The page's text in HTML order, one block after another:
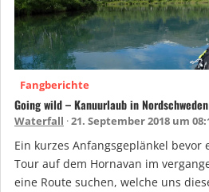
Fangberichte
Going wild – Kanuurlaub in
Waterfall 21. September 2018 um
Ein kurzes Anfangsgeplänkel bevor
Tour auf dem Hornavan im
eine Route suchen, welche uns